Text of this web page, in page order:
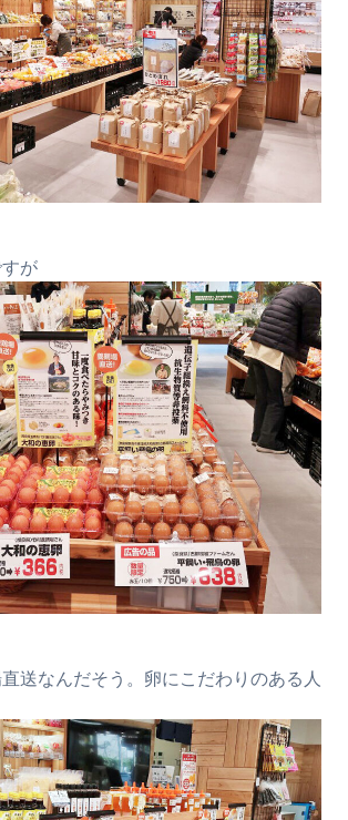
が
送なんだそう。卵にこだわりのある人